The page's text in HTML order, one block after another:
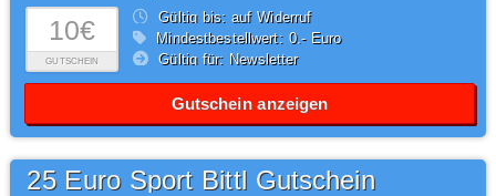
10€
GUTSCHEIN
Gültig bis: auf Widerruf
Mindestbestellwert: 0,- Euro
Gültig für: Newsletter
Gutschein anzeigen
25 Euro Sport Bittl Gutschein